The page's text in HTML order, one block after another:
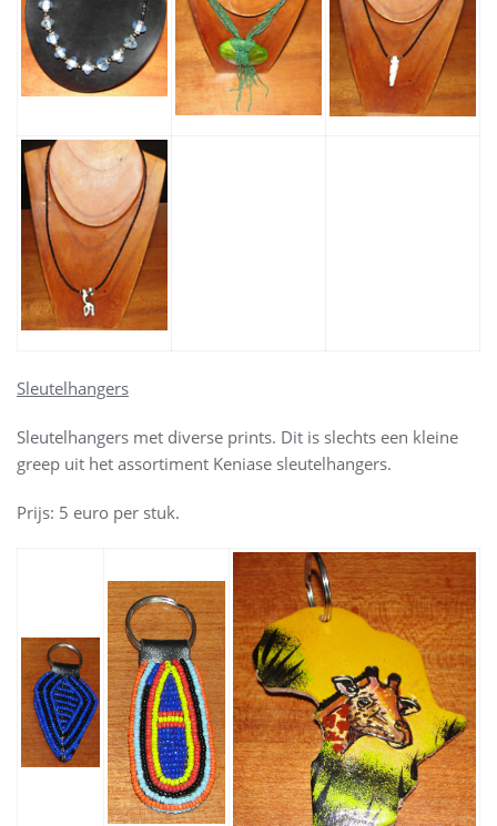
Sleutelhangers
Sleutelhangers met diverse prints. Dit is slechts een kleine
greep uit het assortiment Keniase sleutelhangers.
Prijs: 5 euro per stuk.